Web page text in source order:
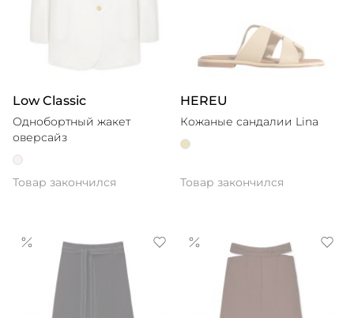
Low Classic
Однобортный жакет
оверсайз
Товар закончился
HEREU
Кожаные сандалии Lina
Товар закончился